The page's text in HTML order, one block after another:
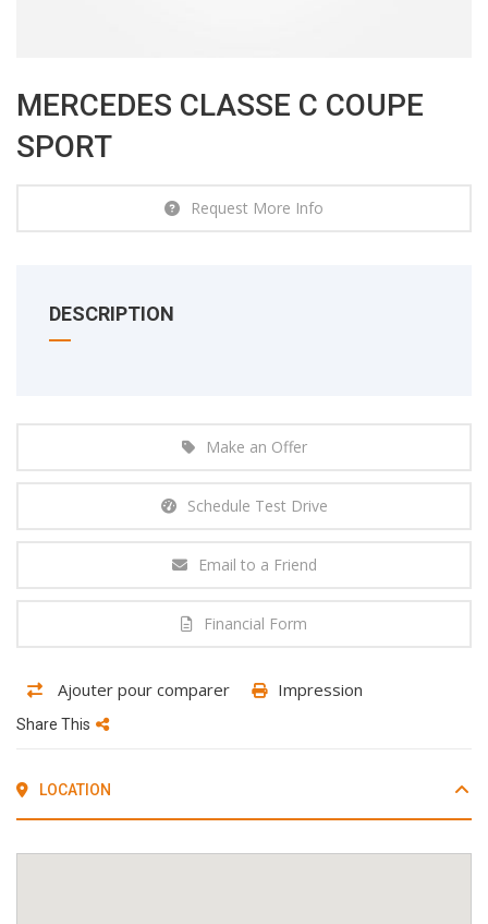
MERCEDES CLASSE C COUPE
SPORT
Request More Info
DESCRIPTION
Make an Offer
Schedule Test Drive
Email to a Friend
Financial Form
Ajouter pour comparer Impression
Share This
LOCATION